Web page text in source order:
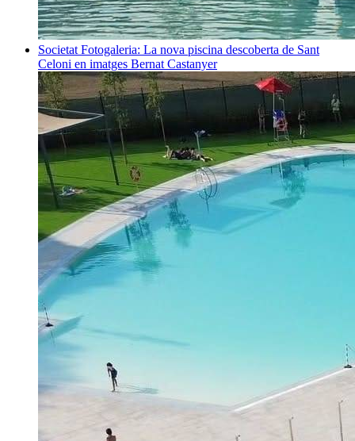
Societat Fotogaleria: La nova piscina descoberta de Sant
Celoni en imatges Bernat Castanyer